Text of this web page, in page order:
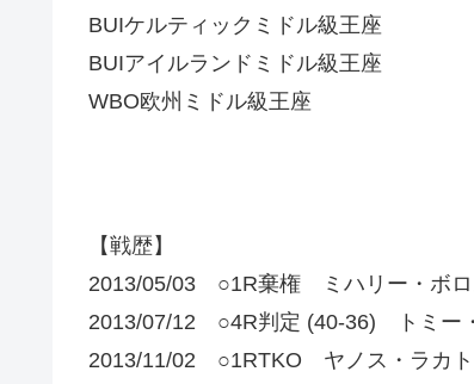
BUIケルティックミドル級王座
BUIアイルランドミドル級王座
WBO欧州ミドル級王座
【戦歴】
2013/05/03 ○1R棄権 ミハリー・ボロ
2013/07/12 ○4R判定 (40-36) トミー
2013/11/02 ○1RTKO ヤノス・ラカト